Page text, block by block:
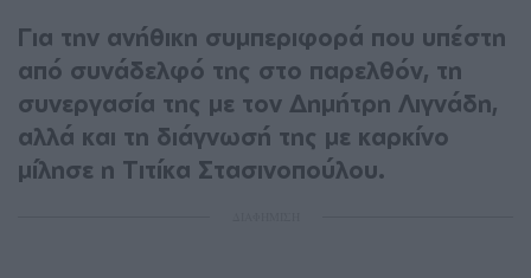
Για την ανήθικη συμπεριφορά που υπέστη
από συνάδελφό της στο παρελθόν, τη
συνεργασία της με τον Δημήτρη Λιγνάδη,
αλλά και τη διάγνωσή της με καρκίνο
μίλησε η Τιτίκα Στασινοπούλου.